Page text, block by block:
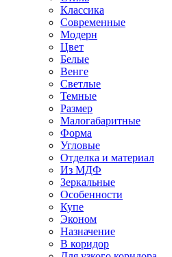
Классика
Современные
Модерн
Цвет
Белые
Венге
Светлые
Темные
Размер
Малогабаритные
Форма
Угловые
Отделка и материал
Из МДФ
Зеркальные
Особенности
Купе
Эконом
Назначение
В коридор